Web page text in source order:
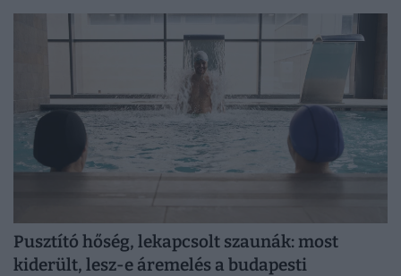
Országgyűlésnek.
Pusztító hőség, lekapcsolt szaunák: most
kiderült, lesz-e áremelés a budapesti